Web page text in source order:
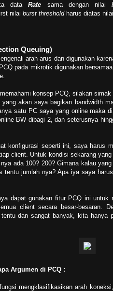
dataRate sama dengan nilai
nilai burst threshold harus diatas nilai
Queuing)
arah arus dan digunakan
pada mikrotik digunakan
konsep PCQ, silakan
akan saya bagikan bandwidth
satu PC saya yang online maka
BW dibagi 2, dan seterusnya
konfigurasi seperti ini, saya harus
client. Untuk kondisi sekarang
ada 100? 200? Gimana kalau
tentu jumlah nya? Apa iya saya
dapat gunakan fitur PCQ ini untuk
client secara besar-besaran.
dan sangat banyak, kita hanya
Argumen di PCQ :
mengklasifikasikan arah